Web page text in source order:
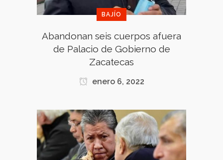
BAJÍO
Abandonan seis cuerpos afuera
de Palacio de Gobierno de
Zacatecas
enero 6, 2022